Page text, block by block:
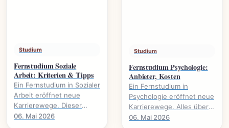
Studium
Fernstudium Soziale
Arbeit: Kriterien & Tipps
Ein Fernstudium in Sozialer
Arbeit eröffnet neue
Karrierewege. Dieser
Leitfaden beleuchtet
06. Mai 2026
Studium
Fernstudium Psychologie:
Anbieter, Kosten
Ein Fernstudium in
Psychologie eröffnet neue
Karrierewege. Alles über
Anbieter, Kosten,
06. Mai 2026